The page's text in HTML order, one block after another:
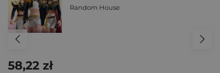
Random House
58,22 zł